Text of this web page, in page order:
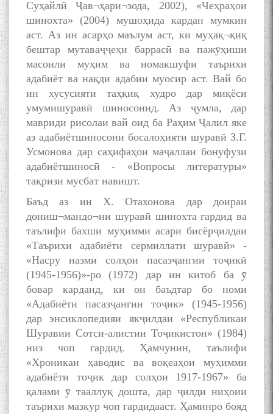
Суҳайлӣ Ҷав¬ҳари¬зода, 2002), «Чеҳраҳои
шинохта» (2004) мушоҳида кардан мумкин
аст. Аз ин асарҳо маълум аст, ки муҳақ¬қиқ
бештар мутаваҷҷеҳи баррасӣ ва пажӯҳиши
масоили муҳим ва номакшуфи таърихи
адабиёт ва нақди адабии муосир аст. Вай бо
ин хусусияти таҳқиқ худро дар миқёси
умумишуравӣ шиносонид. Аз ҷумла, дар
мавриди рисолаи вай оид ба Раҳим Ҷалил яке
аз адабиётшиносони босалоҳияти шуравӣ З.Г.
Усмонова дар саҳифаҳои маҷаллаи бонуфузи
адабиётшиносӣ - «Вопросы литературы»
тақризи мусбат навишт.
Баъд аз ин X. Отахонова дар доираи
дониш¬мандо¬ни шуравӣ шинохта гардид ва
таълифи бахши муҳимми асари бисёрҷилдаи
«Таърихи адабиёти сермиллати шуравӣ» -
«Насру назми солҳои пасазҷангии тоҷикӣ
(1945-1956)»-ро (1972) дар ин китоб ба ӯ
бовар карданд, ки он баъдтар бо номи
«Адабиёти пасазҷангии тоҷик» (1945-1956)
дар энсиклопедияи якҷилдаи «Республикаи
Шуравии Сотси-алистии Тоҷикистон» (1984)
низ чоп гардид. Ҳамчунин, таълифи
«Хроникаи ҳаводис ва воқеаҳои муҳимми
адабиёти тоҷик дар солҳои 1917-1967» ба
қалами ӯ тааллуқ дошта, дар ҷилди ниҳоии
таърихи мазкур чоп гардидааст. Ҳаминро бояд